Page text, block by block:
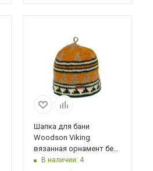
Шапка для бани
Woodson Viking
вязанная орнамент без
косичек (жёлтый)
В наличии: 4